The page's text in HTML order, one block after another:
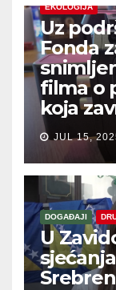
EKOLOGIJA
Uz
Fonda
filma o
koja
JUL 15,
DOGAĐAJI
U